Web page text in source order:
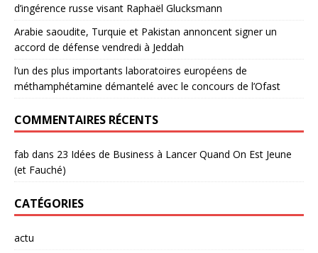
d’ingérence russe visant Raphaël Glucksmann
Arabie saoudite, Turquie et Pakistan annoncent signer un
accord de défense vendredi à Jeddah
l’un des plus importants laboratoires européens de
méthamphétamine démantelé avec le concours de l’Ofast
COMMENTAIRES RÉCENTS
fab dans 23 Idées de Business à Lancer Quand On Est Jeune
(et Fauché)
CATÉGORIES
actu